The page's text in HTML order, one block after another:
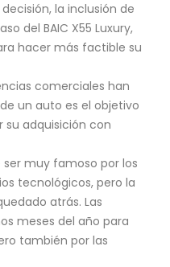
la inclusión de
del BAIC X55 Luxury,
hacer más factible su
comerciales han
un auto es el objetivo
su adquisición con
ser muy famoso por los
tecnológicos, pero la
atrás. Las
meses del año para
también por las